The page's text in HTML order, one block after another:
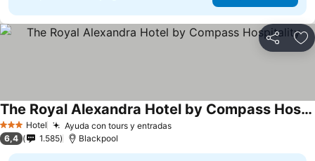
Compartir
3 Estrellas
Hotel Ayuda con tours y entradas
The Royal Alexandra Hotel by Compass Hospitality
6,4 1.585 Blackpool